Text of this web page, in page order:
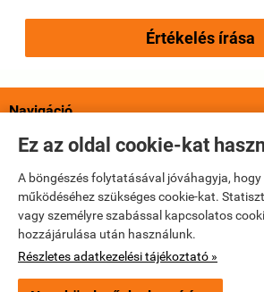
Ez az oldal cookie-kat
A böngészés folytatásával jóváhagyja, hogy
működéséhez szükséges cookie-kat.
vagy személyre szabással kapcsolatos
hozzájárulása után használunk.
Részletes adatkezelési tájékoztató »
Értékelés írása
Navigáció
Saját fiók
Bemutatkozás
Elérhetőségek